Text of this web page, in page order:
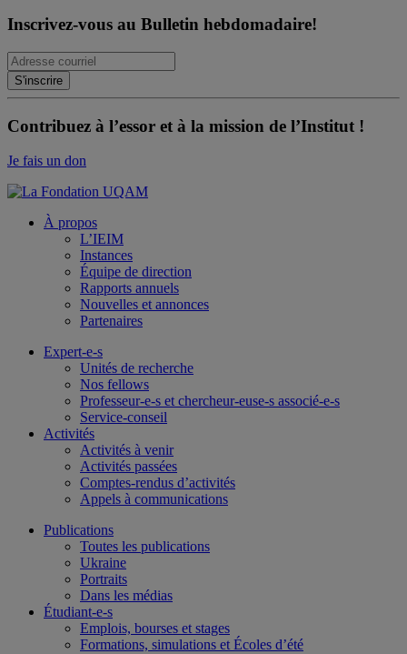
Inscrivez-vous au Bulletin hebdomadaire!
Contribuez à l’essor et à la mission de l’Institut !
Je fais un don
À propos
L’IEIM
Instances
Équipe de direction
Rapports annuels
Nouvelles et annonces
Partenaires
Expert-e-s
Unités de recherche
Nos fellows
Professeur-e-s et chercheur-euse-s associé-e-s
Service-conseil
Activités
Activités à venir
Activités passées
Comptes-rendus d’activités
Appels à communications
Publications
Toutes les publications
Ukraine
Portraits
Dans les médias
Étudiant-e-s
Emplois, bourses et stages
Formations, simulations et Écoles d’été